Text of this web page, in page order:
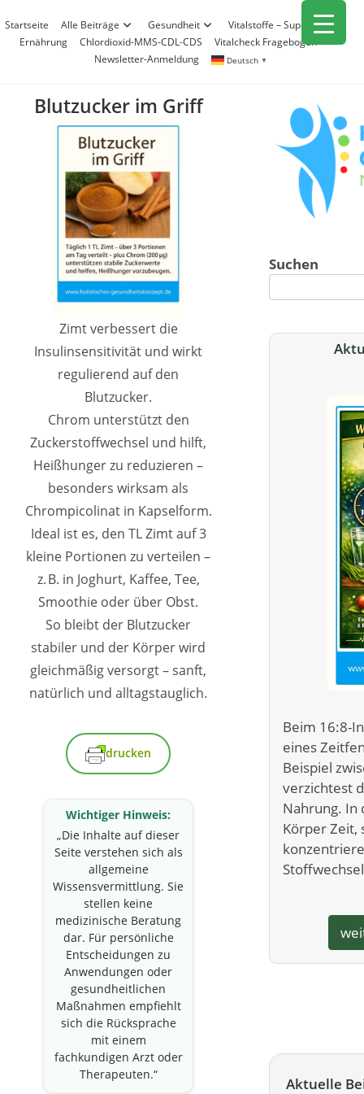
Inhalt
springen
Startseite Alle Beiträge Gesundheit
Vitalstoffe – Superfood
Ernährung
Chlordioxid-MMS-CDL-CDS
Vitalcheck Fragebogen
Newsletter-Anmeldung
Deutsch ▼
Blutzucker im Griff
Zimt verbessert die
Insulinsensitivität und wirkt
regulierend auf den
Blutzucker.
Chrom unterstützt den
Zuckerstoffwechsel und hilft,
Heißhunger zu reduzieren –
besonders wirksam als
Chrompicolinat in Kapselform.
Ideal ist es, den TL Zimt auf 3
kleine Portionen zu verteilen –
z. B. in Joghurt, Kaffee, Tee,
Smoothie oder über Obst.
So bleibt der Blutzucker
stabiler und der Körper wird
gleichmäßig versorgt – sanft,
natürlich und alltagstauglich.
drucken
Wichtiger Hinweis:
„Die Inhalte auf dieser
Seite verstehen sich als
allgemeine
Wissensvermittlung. Sie
stellen keine
medizinische Beratung
dar. Für persönliche
Entscheidungen zu
Anwendungen oder
gesundheitlichen
Maßnahmen empfiehlt
sich die Rücksprache
mit einem
fachkundigen Arzt oder
Therapeuten.“
Suchen
Beim 16:8-
eines
Beispiel
verzichtest
Nahrung. In
Körper Zeit,
Aktuelle